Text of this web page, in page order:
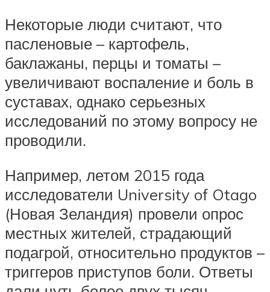
Некоторые люди считают, что
пасленовые – картофель,
баклажаны, перцы и томаты –
увеличивают воспаление и боль в
суставах, однако серьезных
исследований по этому вопросу не
проводили.
Например, летом 2015 года
исследователи University of Otago
(Новая Зеландия) провели опрос
местных жителей, страдающий
подагрой, относительно продуктов –
триггеров приступов боли. Ответы